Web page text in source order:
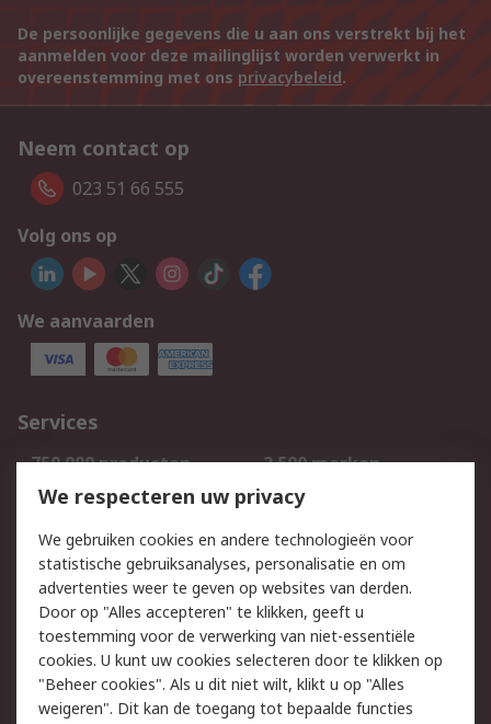
De persoonlijke gegevens die u aan ons verstrekt bij het
aanmelden voor deze mailinglijst worden verwerkt in
overeenstemming met ons privacybeleid.
Neem contact op
023 51 66 555
Volg ons op
We aanvaarden
Services
750.000 producten
2.500 merken
Bestellen
Inkoopoplossingen
Track & Trace
Wettelijk
Cookiebeleid
Email veiligheid
Privacybeleid
Websitevoorwaarden
Algemene
We respecteren uw privacy
We gebruiken cookies en andere technologieën voor
statistische gebruiksanalyses, personalisatie en om
advertenties weer te geven op websites van derden.
Door op "Alles accepteren" te klikken, geeft u
toestemming voor de verwerking van niet-essentiële
cookies. U kunt uw cookies selecteren door te klikken op
"Beheer cookies". Als u dit niet wilt, klikt u op "Alles
weigeren". Dit kan de toegang tot bepaalde functies